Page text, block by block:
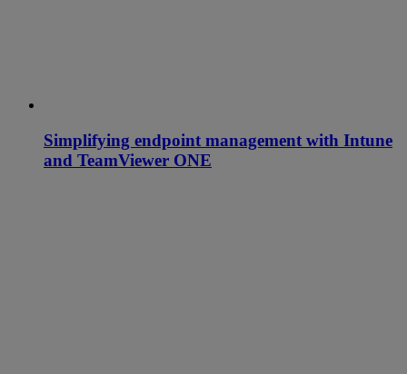
Simplifying endpoint management with Intune
and TeamViewer ONE